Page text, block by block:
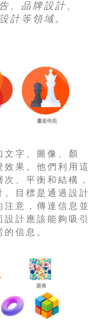
、品牌設計、
計等領域。
文字、圖像、顏
果。他們利用這
、平衡和結構，
。目標是通過設計
意，傳達信息並
計應該能夠吸引
信息。